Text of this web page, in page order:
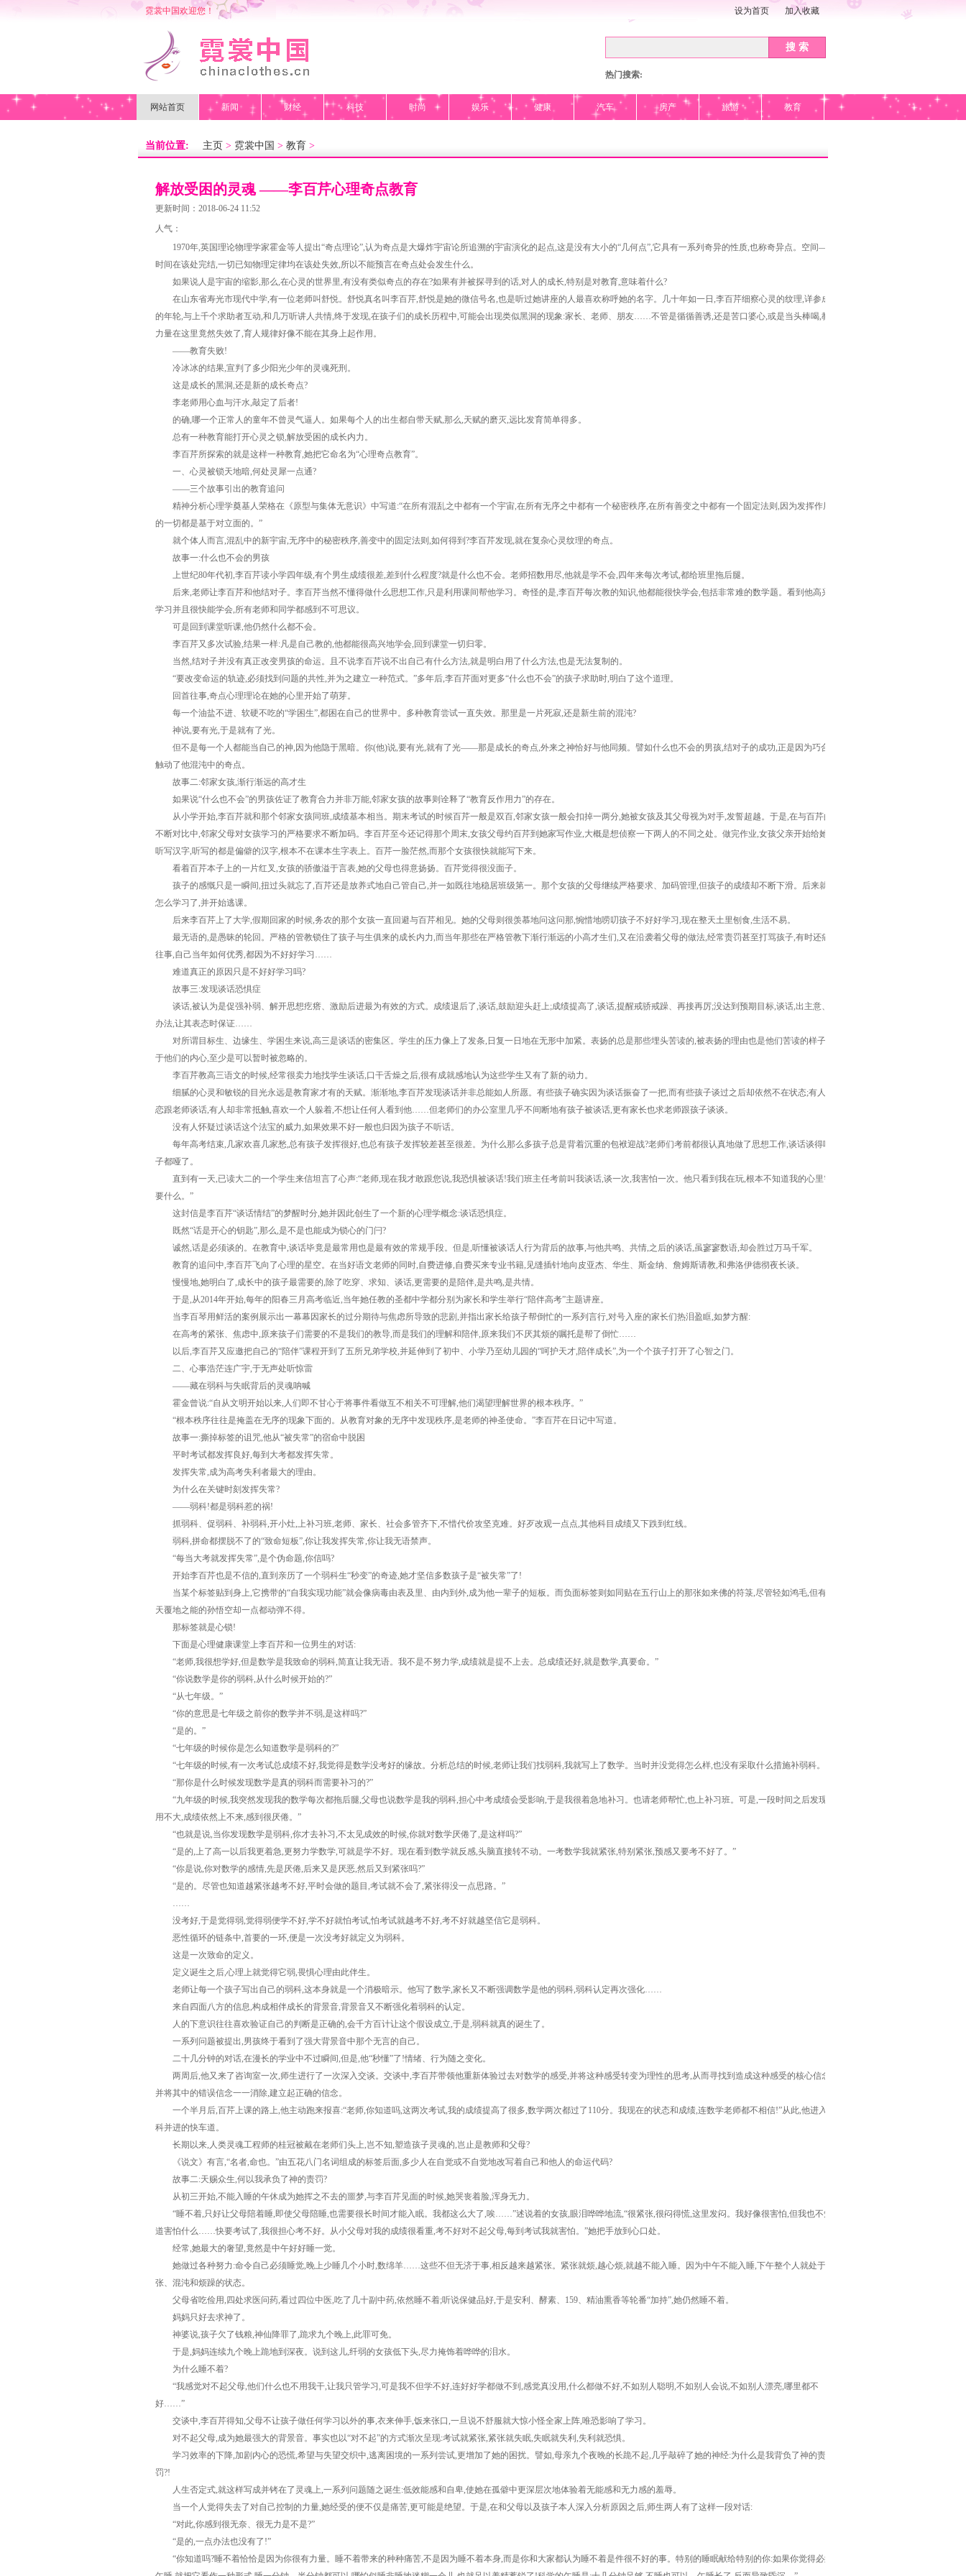
霓裳中国欢迎您！ 设为首页 加入收藏
搜 索
热门搜索:
网站首页 新闻 财经 科技 时尚 娱乐 健康 汽车 房产 旅游 教育
当前位置: 主页 > 霓裳中国 > 教育 >
解放受困的灵魂 ——李百芹心理奇点教育
的探索
更新时间：2018-06-24 11:52
人气：
1970年,英国理论物理学家霍金等人提出“奇点理论”,认为奇点是大爆炸宇宙论所追溯的宇宙演化的起点,这是没有大小的“几何点”,它具有一系列奇异的性质,也称奇异点。空间——
时间在该处完结,一切已知物理定律均在该处失效,所以不能预言在奇点处会发生什么。
如果说人是宇宙的缩影,那么,在心灵的世界里,有没有类似奇点的存在?如果有并被探寻到的话,对人的成长,特别是对教育,意味着什么?
在山东省寿光市现代中学,有一位老师叫舒悦。舒悦真名叫李百芹,舒悦是她的微信号名,也是听过她讲座的人最喜欢称呼她的名字。几十年如一日,李百芹细察心灵的纹理,详参成长
的年轮,与上千个求助者互动,和几万听讲人共情,终于发现,在孩子们的成长历程中,可能会出现类似黑洞的现象:家长、老师、朋友……不管是循循善诱,还是苦口婆心,或是当头棒喝,教育
力量在这里竟然失效了,育人规律好像不能在其身上起作用。
——教育失败!
冷冰冰的结果,宣判了多少阳光少年的灵魂死刑。
这是成长的黑洞,还是新的成长奇点?
李老师用心血与汗水,敲定了后者!
的确,哪一个正常人的童年不曾灵气逼人。如果每个人的出生都自带天赋,那么,天赋的磨灭,远比发育简单得多。
总有一种教育能打开心灵之锁,解放受困的成长内力。
李百芹所探索的就是这样一种教育,她把它命名为“心理奇点教育”。
一、心灵被锁天地暗,何处灵犀一点通?
——三个故事引出的教育追问
精神分析心理学奠基人荣格在《原型与集体无意识》中写道:“在所有混乱之中都有一个宇宙,在所有无序之中都有一个秘密秩序,在所有善变之中都有一个固定法则,因为发挥作用
的一切都是基于对立面的。”
就个体人而言,混乱中的新宇宙,无序中的秘密秩序,善变中的固定法则,如何得到?李百芹发现,就在复杂心灵纹理的奇点。
故事一:什么也不会的男孩
上世纪80年代初,李百芹读小学四年级,有个男生成绩很差,差到什么程度?就是什么也不会。老师招数用尽,他就是学不会,四年来每次考试,都给班里拖后腿。
后来,老师让李百芹和他结对子。李百芹当然不懂得做什么思想工作,只是利用课间帮他学习。奇怪的是,李百芹每次教的知识,他都能很快学会,包括非常难的数学题。看到他高兴地
学习并且很快能学会,所有老师和同学都感到不可思议。
可是回到课堂听课,他仍然什么都不会。
李百芹又多次试验,结果一样:凡是自己教的,他都能很高兴地学会,回到课堂一切归零。
当然,结对子并没有真正改变男孩的命运。且不说李百芹说不出自己有什么方法,就是明白用了什么方法,也是无法复制的。
“要改变命运的轨迹,必须找到问题的共性,并为之建立一种范式。”多年后,李百芹面对更多“什么也不会”的孩子求助时,明白了这个道理。
回首往事,奇点心理理论在她的心里开始了萌芽。
每一个油盐不进、软硬不吃的“学困生”,都困在自己的世界中。多种教育尝试一直失效。那里是一片死寂,还是新生前的混沌?
神说,要有光,于是就有了光。
但不是每一个人都能当自己的神,因为他隐于黑暗。你(他)说,要有光,就有了光——那是成长的奇点,外来之神恰好与他同频。譬如什么也不会的男孩,结对子的成功,正是因为巧合中
触动了他混沌中的奇点。
故事二:邻家女孩,渐行渐远的高才生
如果说“什么也不会”的男孩佐证了教育合力并非万能,邻家女孩的故事则诠释了“教育反作用力”的存在。
从小学开始,李百芹就和那个邻家女孩同班,成绩基本相当。期末考试的时候百芹一般是双百,邻家女孩一般会扣掉一两分,她被女孩及其父母视为对手,发誓超越。于是,在与百芹的
不断对比中,邻家父母对女孩学习的严格要求不断加码。李百芹至今还记得那个周末,女孩父母约百芹到她家写作业,大概是想侦察一下两人的不同之处。做完作业,女孩父亲开始给她们
听写汉字,听写的都是偏僻的汉字,根本不在课本生字表上。百芹一脸茫然,而那个女孩很快就能写下来。
看着百芹本子上的一片红叉,女孩的骄傲溢于言表,她的父母也得意扬扬。百芹觉得很没面子。
孩子的感慨只是一瞬间,扭过头就忘了,百芹还是放养式地自己管自己,并一如既往地稳居班级第一。那个女孩的父母继续严格要求、加码管理,但孩子的成绩却不断下滑。后来就不
怎么学习了,并开始逃课。
后来李百芹上了大学,假期回家的时候,务农的那个女孩一直回避与百芹相见。她的父母则很羡慕地问这问那,惋惜地唠叨孩子不好好学习,现在整天土里刨食,生活不易。
最无语的,是愚昧的轮回。严格的管教锁住了孩子与生俱来的成长内力,而当年那些在严格管教下渐行渐远的小高才生们,又在沿袭着父母的做法,经常责罚甚至打骂孩子,有时还痛说
往事,自己当年如何优秀,都因为不好好学习……
难道真正的原因只是不好好学习吗?
故事三:发现谈话恐惧症
谈话,被认为是促强补弱、解开思想疙瘩、激励后进最为有效的方式。成绩退后了,谈话,鼓励迎头赶上;成绩提高了,谈话,提醒戒骄戒躁、再接再厉;没达到预期目标,谈话,出主意、想
办法,让其表态时保证……
对所谓目标生、边缘生、学困生来说,高三是谈话的密集区。学生的压力像上了发条,日复一日地在无形中加紧。表扬的总是那些埋头苦读的,被表扬的理由也是他们苦读的样子,至
于他们的内心,至少是可以暂时被忽略的。
李百芹教高三语文的时候,经常很卖力地找学生谈话,口干舌燥之后,很有成就感地认为这些学生又有了新的动力。
细腻的心灵和敏锐的目光永远是教育家才有的天赋。渐渐地,李百芹发现谈话并非总能如人所愿。有些孩子确实因为谈话振奋了一把,而有些孩子谈过之后却依然不在状态;有人迷
恋跟老师谈话,有人却非常抵触,喜欢一个人躲着,不想让任何人看到他……但老师们的办公室里几乎不间断地有孩子被谈话,更有家长也求老师跟孩子谈谈。
没有人怀疑过谈话这个法宝的威力,如果效果不好一般也归因为孩子不听话。
每年高考结束,几家欢喜几家愁,总有孩子发挥很好,也总有孩子发挥较差甚至很差。为什么那么多孩子总是背着沉重的包袱迎战?老师们考前都很认真地做了思想工作,谈话谈得嗓
子都哑了。
直到有一天,已读大二的一个学生来信坦言了心声:“老师,现在我才敢跟您说,我恐惧被谈话!我们班主任考前叫我谈话,谈一次,我害怕一次。他只看到我在玩,根本不知道我的心里需
要什么。”
这封信是李百芹“谈话情结”的梦醒时分,她并因此创生了一个新的心理学概念:谈话恐惧症。
既然“话是开心的钥匙”,那么,是不是也能成为锁心的门闩?
诚然,话是必须谈的。在教育中,谈话毕竟是最常用也是最有效的常规手段。但是,听懂被谈话人行为背后的故事,与他共鸣、共情,之后的谈话,虽寥寥数语,却会胜过万马千军。
教育的追问中,李百芹飞向了心理的星空。在当好语文老师的同时,自费进修,自费买来专业书籍,见缝插针地向皮亚杰、华生、斯金纳、詹姆斯请教,和弗洛伊德彻夜长谈。
慢慢地,她明白了,成长中的孩子最需要的,除了吃穿、求知、谈话,更需要的是陪伴,是共鸣,是共情。
于是,从2014年开始,每年的阳春三月高考临近,当年她任教的圣都中学都分别为家长和学生举行“陪伴高考”主题讲座。
当李百琴用鲜活的案例展示出一幕幕因家长的过分期待与焦虑所导致的悲剧,并指出家长给孩子帮倒忙的一系列言行,对号入座的家长们热泪盈眶,如梦方醒:
在高考的紧张、焦虑中,原来孩子们需要的不是我们的教导,而是我们的理解和陪伴,原来我们不厌其烦的嘱托是帮了倒忙……
以后,李百芹又应邀把自己的“陪伴”课程开到了五所兄弟学校,并延伸到了初中、小学乃至幼儿园的“呵护天才,陪伴成长”,为一个个孩子打开了心智之门。
二、心事浩茫连广宇,于无声处听惊雷
——藏在弱科与失眠背后的灵魂呐喊
霍金曾说:“自从文明开始以来,人们即不甘心于将事件看做互不相关不可理解,他们渴望理解世界的根本秩序。”
“根本秩序往往是掩盖在无序的现象下面的。从教育对象的无序中发现秩序,是老师的神圣使命。”李百芹在日记中写道。
故事一:撕掉标签的诅咒,他从“被失常”的宿命中脱困
平时考试都发挥良好,每到大考都发挥失常。
发挥失常,成为高考失利者最大的理由。
为什么在关键时刻发挥失常?
——弱科!都是弱科惹的祸!
抓弱科、促弱科、补弱科,开小灶,上补习班,老师、家长、社会多管齐下,不惜代价攻坚克难。好歹改观一点点,其他科目成绩又下跌到红线。
弱科,拼命都摆脱不了的“致命短板”,你让我发挥失常,你让我无语禁声。
“每当大考就发挥失常”,是个伪命题,你信吗?
开始李百芹也是不信的,直到亲历了一个弱科生“秒变”的奇迹,她才坚信多数孩子是“被失常”了!
当某个标签贴到身上,它携带的“自我实现功能”就会像病毒由表及里、由内到外,成为他一辈子的短板。而负面标签则如同贴在五行山上的那张如来佛的符箓,尽管轻如鸿毛,但有翻
天覆地之能的孙悟空却一点都动弹不得。
那标签就是心锁!
下面是心理健康课堂上李百芹和一位男生的对话:
“老师,我很想学好,但是数学是我致命的弱科,简直让我无语。我不是不努力学,成绩就是提不上去。总成绩还好,就是数学,真要命。”
“你说数学是你的弱科,从什么时候开始的?”
“从七年级。”
“你的意思是七年级之前你的数学并不弱,是这样吗?”
“是的。”
“七年级的时候你是怎么知道数学是弱科的?”
“七年级的时候,有一次考试总成绩不好,我觉得是数学没考好的缘故。分析总结的时候,老师让我们找弱科,我就写上了数学。当时并没觉得怎么样,也没有采取什么措施补弱科。”
“那你是什么时候发现数学是真的弱科而需要补习的?”
“九年级的时候,我突然发现我的数学每次都拖后腿,父母也说数学是我的弱科,担心中考成绩会受影响,于是我很着急地补习。也请老师帮忙,也上补习班。可是,一段时间之后发现作
用不大,成绩依然上不来,感到很厌倦。”
“也就是说,当你发现数学是弱科,你才去补习,不太见成效的时候,你就对数学厌倦了,是这样吗?”
“是的,上了高一以后我更着急,更努力学数学,可就是学不好。现在看到数学就反感,头脑直接转不动。一考数学我就紧张,特别紧张,预感又要考不好了。”
“你是说,你对数学的感情,先是厌倦,后来又是厌恶,然后又到紧张吗?”
“是的。尽管也知道越紧张越考不好,平时会做的题目,考试就不会了,紧张得没一点思路。”
……
没考好,于是觉得弱,觉得弱便学不好,学不好就怕考试,怕考试就越考不好,考不好就越坚信它是弱科。
恶性循环的链条中,首要的一环,便是一次没考好就定义为弱科。
这是一次致命的定义。
定义诞生之后,心理上就觉得它弱,畏惧心理由此伴生。
老师让每一个孩子写出自己的弱科,这本身就是一个消极暗示。他写了数学,家长又不断强调数学是他的弱科,弱科认定再次强化……
来自四面八方的信息,构成相伴成长的背景音,背景音又不断强化着弱科的认定。
人的下意识往往喜欢验证自己的判断是正确的,会千方百计让这个假设成立,于是,弱科就真的诞生了。
一系列问题被提出,男孩终于看到了强大背景音中那个无言的自己。
二十几分钟的对话,在漫长的学业中不过瞬间,但是,他“秒懂”了!情绪、行为随之变化。
两周后,他又来了咨询室一次,师生进行了一次深入交谈。交谈中,李百芹带领他重新体验过去对数学的感受,并将这种感受转变为理性的思考,从而寻找到造成这种感受的核心信念,
并将其中的错误信念一一消除,建立起正确的信念。
一个半月后,百芹上课的路上,他主动跑来报喜:“老师,你知道吗,这两次考试,我的成绩提高了很多,数学两次都过了110分。我现在的状态和成绩,连数学老师都不相信!”从此,他进入各
科并进的快车道。
长期以来,人类灵魂工程师的桂冠被戴在老师们头上,岂不知,塑造孩子灵魂的,岂止是教师和父母?
《说文》有言,“名者,命也。”由五花八门名词组成的标签后面,多少人在自觉或不自觉地改写着自己和他人的命运代码?
故事二:天赐众生,何以我承负了神的责罚?
从初三开始,不能入睡的午休成为她挥之不去的噩梦,与李百芹见面的时候,她哭丧着脸,浑身无力。
“睡不着,只好让父母陪着睡,即使父母陪睡,也需要很长时间才能入眠。我都这么大了,唉……”述说着的女孩,眼泪哗哗地流,“很紧张,很闷得慌,这里发闷。我好像很害怕,但我也不知
道害怕什么……快要考试了,我很担心考不好。从小父母对我的成绩很看重,考不好对不起父母,每到考试我就害怕。”她把手放到心口处。
经常,她最大的奢望,竟然是中午好好睡一觉。
她做过各种努力:命令自己必须睡觉,晚上少睡几个小时,数绵羊……这些不但无济于事,相反越来越紧张。紧张就烦,越心烦,就越不能入睡。因为中午不能入睡,下午整个人就处于紧
张、混沌和烦躁的状态。
父母省吃俭用,四处求医问药,看过四位中医,吃了几十副中药,依然睡不着;听说保健品好,于是安利、酵素、159、精油熏香等轮番“加持”,她仍然睡不着。
妈妈只好去求神了。
神婆说,孩子欠了钱粮,神仙降罪了,跪求九个晚上,此罪可免。
于是,妈妈连续九个晚上跪地到深夜。说到这儿,纤弱的女孩低下头,尽力掩饰着哗哗的泪水。
为什么睡不着?
“我感觉对不起父母,他们什么也不用我干,让我只管学习,可是我不但学不好,连好好学都做不到,感觉真没用,什么都做不好,不如别人聪明,不如别人会说,不如别人漂亮,哪里都不
好……”
交谈中,李百芹得知,父母不让孩子做任何学习以外的事,衣来伸手,饭来张口,一旦说不舒服就大惊小怪全家上阵,唯恐影响了学习。
对不起父母,成为她最强大的背景音。事实也以“对不起”的方式渐次呈现:考试就紧张,紧张就失眠,失眠就失利,失利就恐惧。
学习效率的下降,加剧内心的恐慌,希望与失望交织中,逃离困境的一系列尝试,更增加了她的困扰。譬如,母亲九个夜晚的长跪不起,几乎敲碎了她的神经:为什么是我背负了神的责
罚?!
人生否定式,就这样写成并铐在了灵魂上,一系列问题随之诞生:低效能感和自卑,使她在孤僻中更深层次地体验着无能感和无力感的羞辱。
当一个人觉得失去了对自己控制的力量,她经受的便不仅是痛苦,更可能是绝望。于是,在和父母以及孩子本人深入分析原因之后,师生两人有了这样一段对话:
“对此,你感到很无奈、很无力是不是?”
“是的,一点办法也没有了!”
“你知道吗?睡不着恰恰是因为你很有力量。睡不着带来的种种痛苦,不是因为睡不着本身,而是你和大家都认为睡不着是件很不好的事。特别的睡眠献给特别的你:如果你觉得必须